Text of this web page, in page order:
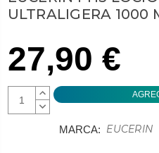
ULTRALIGERA 1000
27,90 €
AUMENTAR
CANTIDAD:
DISMINUIR
MARCA: EUCERIN